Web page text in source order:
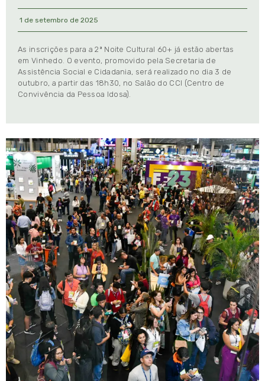
1 de setembro de 2025
As inscrições para a 2ª Noite Cultural 60+ já estão abertas
em Vinhedo. O evento, promovido pela Secretaria de
Assistência Social e Cidadania, será realizado no dia 3 de
outubro, a partir das 18h30, no Salão do CCI (Centro de
Convivência da Pessoa Idosa).